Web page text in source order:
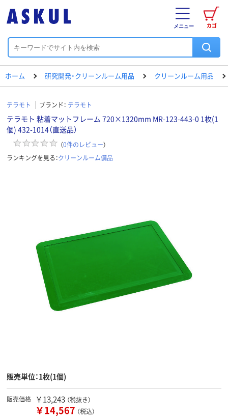
カゴ
メニュー
ホーム 研究開発・クリーンルーム用品 クリーンルーム用品
テラモト ブランド： テラモト
テラモト 粘着マットフレーム 720×1320mm MR-123-443-0 1枚(1
個) 432-1014（直送品）
（0件のレビュー）
ランキングを見る：クリーンルーム備品
販売単位：1枚(1個)
販売価格 ￥13,243 （税抜き）
￥14,567 （税込）